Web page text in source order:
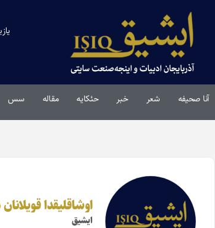
آنا صحیفه شعر خبر حئکایه مقاله‌ سس
اوشاقلیقدا
ایشیق